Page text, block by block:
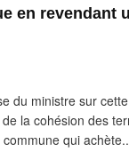
en revendant
du ministre sur
la cohésion des
qui